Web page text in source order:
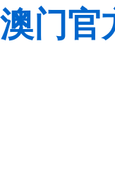
澳门官